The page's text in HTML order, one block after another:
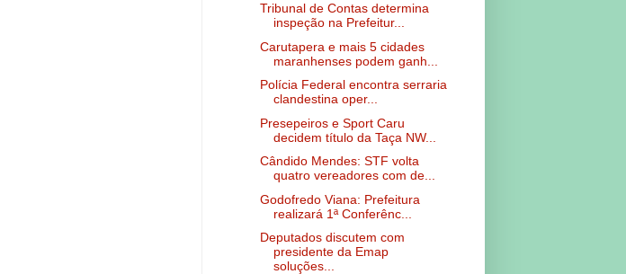
Tribunal de Contas determina
inspeção na Prefeitur...
Carutapera e mais 5 cidades
maranhenses podem ganh...
Polícia Federal encontra serraria
clandestina oper...
Presepeiros e Sport Caru
decidem título da Taça NW...
Cândido Mendes: STF volta
quatro vereadores com de...
Godofredo Viana: Prefeitura
realizará 1ª Conferênc...
Deputados discutem com
presidente da Emap
soluções...